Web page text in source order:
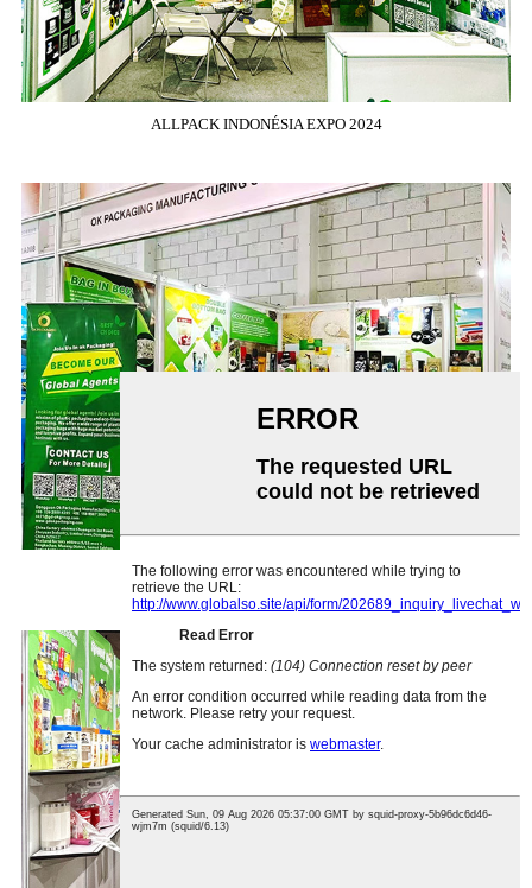
ALLPACK INDONÉSIA EXPO 2024
ALLPACK INDONÉSIA EXPO 2024